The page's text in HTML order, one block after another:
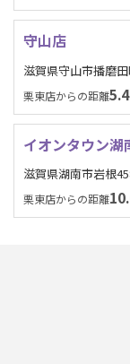
守山店
滋賀県守山市播磨
栗東店からの距離
イオンタウン湖
滋賀県湖南市岩根
栗東店からの距離